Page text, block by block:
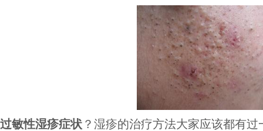
过敏性湿疹症状 ？湿疹的治疗方法大家应该都有